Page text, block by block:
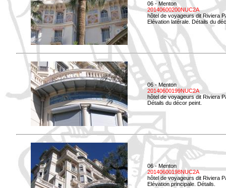
06 - Menton
20140600200NUC2A
hôtel de voyageurs dit Riviera
Elévation latérale. Détails du
06 - Menton
20140600199NUC2A
hôtel de voyageurs dit Riviera
Détails du décor peint.
06 - Menton
20140600198NUC2A
hôtel de voyageurs dit Riviera
Elévation principale. Détails.